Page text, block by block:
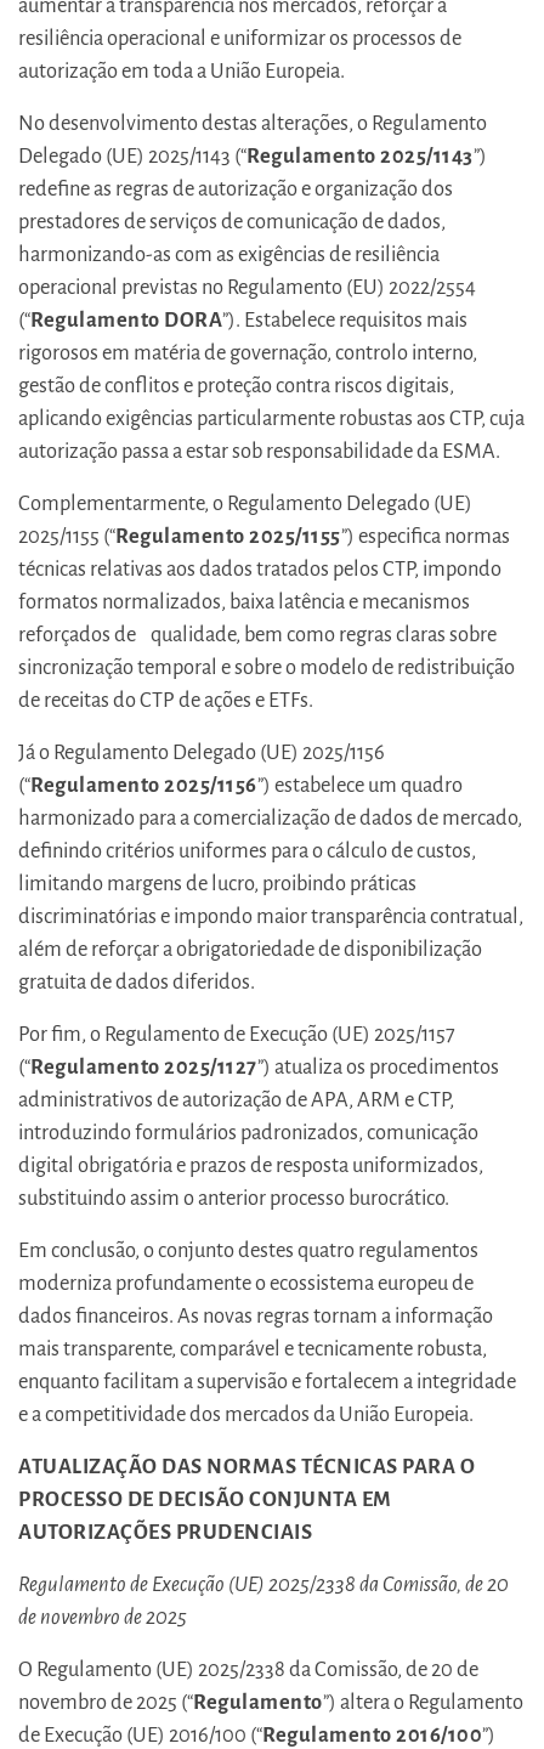
aumentar a transparência nos mercados, reforçar a
resiliência operacional e uniformizar os processos de
autorização em toda a União Europeia.
No desenvolvimento destas alterações, o Regulamento
Delegado (UE) 2025/1143 (“Regulamento 2025/1143”)
redefine as regras de autorização e organização dos
prestadores de serviços de comunicação de dados,
harmonizando-as com as exigências de resiliência
operacional previstas no Regulamento (EU) 2022/2554
(“Regulamento DORA”). Estabelece requisitos mais
rigorosos em matéria de governação, controlo interno,
gestão de conflitos e proteção contra riscos digitais,
aplicando exigências particularmente robustas aos CTP, cuja
autorização passa a estar sob responsabilidade da ESMA.
Complementarmente, o Regulamento Delegado (UE)
2025/1155 (“Regulamento 2025/1155”) especifica normas
técnicas relativas aos dados tratados pelos CTP, impondo
formatos normalizados, baixa latência e mecanismos
reforçados de qualidade, bem como regras claras sobre
sincronização temporal e sobre o modelo de redistribuição
de receitas do CTP de ações e ETFs.
Já o Regulamento Delegado (UE) 2025/1156
(“Regulamento 2025/1156”) estabelece um quadro
harmonizado para a comercialização de dados de mercado,
definindo critérios uniformes para o cálculo de custos,
limitando margens de lucro, proibindo práticas
discriminatórias e impondo maior transparência contratual,
além de reforçar a obrigatoriedade de disponibilização
gratuita de dados diferidos.
Por fim, o Regulamento de Execução (UE) 2025/1157
(“Regulamento 2025/1127”) atualiza os procedimentos
administrativos de autorização de APA, ARM e CTP,
introduzindo formulários padronizados, comunicação
digital obrigatória e prazos de resposta uniformizados,
substituindo assim o anterior processo burocrático.
Em conclusão, o conjunto destes quatro regulamentos
moderniza profundamente o ecossistema europeu de
dados financeiros. As novas regras tornam a informação
mais transparente, comparável e tecnicamente robusta,
enquanto facilitam a supervisão e fortalecem a integridade
e a competitividade dos mercados da União Europeia.
ATUALIZAÇÃO DAS NORMAS TÉCNICAS PARA O
PROCESSO DE DECISÃO CONJUNTA EM
AUTORIZAÇÕES PRUDENCIAIS
Regulamento de Execução (UE) 2025/2338 da Comissão, de 20
de novembro de 2025
O Regulamento (UE) 2025/2338 da Comissão, de 20 de
novembro de 2025 (“Regulamento”) altera o Regulamento
de Execução (UE) 2016/100 (“Regulamento 2016/100”)